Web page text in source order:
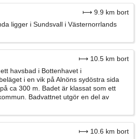
⟼ 9.9 km bort
ligger i Sundsvall i Västernorrlands
⟼ 10.5 km bort
havsbad i Bottenhavet i
i en vik på Alnöns sydöstra sida
ca 300 m. Badet är klassat som ett
Badvattnet utgör en del av
⟼ 10.6 km bort